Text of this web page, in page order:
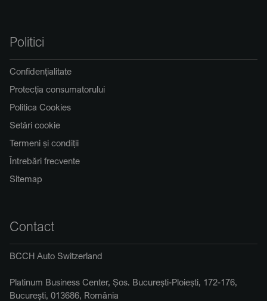
Politici
Confidențialitate
Protecția consumatorului
Politica Cookies
Setări cookie
Termeni și condiții
Întrebări frecvente
Sitemap
Contact
BCCH Auto Switzerland
Platinum Business Center, Șos. București-Ploiești, 172-176,
București, 013686, România